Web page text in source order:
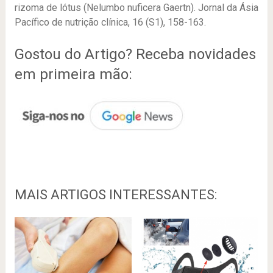
rizoma de lótus (Nelumbo nuficera Gaertn). Jornal da Ásia
Pacífico de nutrição clínica, 16 (S1), 158-163.
Gostou do Artigo? Receba novidades
em primeira mão:
MAIS ARTIGOS INTERESSANTES: